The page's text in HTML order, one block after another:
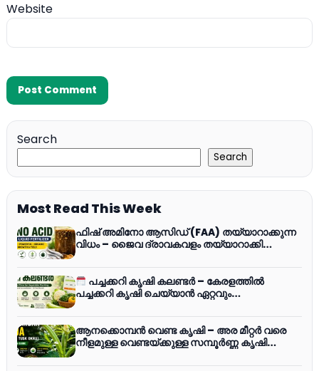
Website
Search
Search
Most Read This Week
ഫിഷ് അമിനോ ആസിഡ് (FAA) തയ്യാറാക്കുന്ന
വിധം – ജൈവ ദ്രാവകവളം തയ്യാറാക്കി
പച്ചക്കറി കൃഷി കലണ്ടർ – കേരളത്തിൽ
പച്ചക്കറി കൃഷി ചെയ്യാൻ ഏറ്റവും
ആനക്കൊമ്പൻ വെണ്ട കൃഷി – അര മീറ്റർ വരെ
നീളമുള്ള വെണ്ടയ്ക്കുള്ള സമ്പൂർണ്ണ കൃഷി